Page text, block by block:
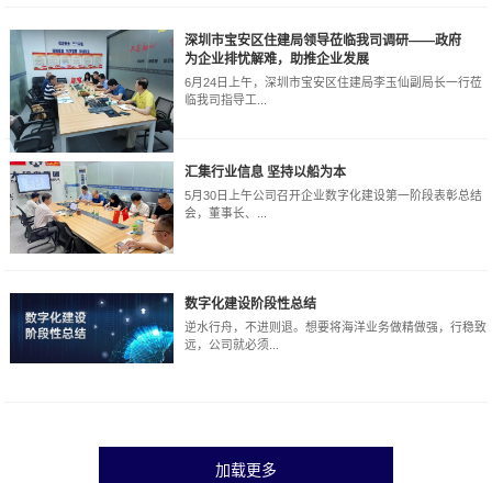
深圳市宝安区住建局领导莅临我司调研——政府
为企业排忧解难，助推企业发展
6月24日上午，深圳市宝安区住建局李玉仙副局长一行莅
临我司指导工...
汇集行业信息 坚持以船为本
5月30日上午公司召开企业数字化建设第一阶段表彰总结
会，董事长、...
数字化建设阶段性总结
逆水行舟，不进则退。想要将海洋业务做精做强，行稳致
远，公司就必须...